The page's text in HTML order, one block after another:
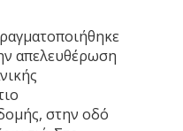
απελευθέρωση
στην οδό